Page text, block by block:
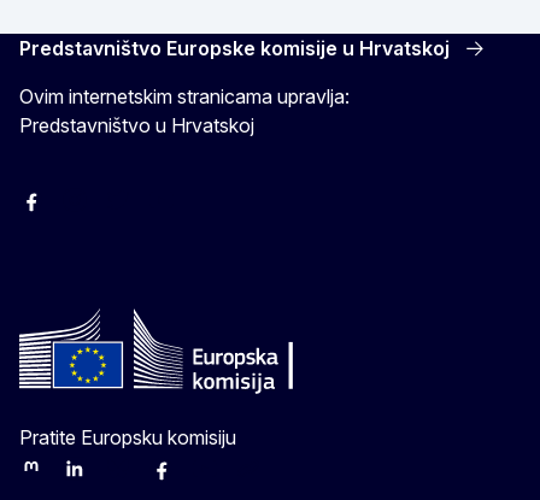
Predstavništvo Europske komisije u Hrvatskoj
Ovim internetskim stranicama upravlja:
Predstavništvo u Hrvatskoj
Facebook
Pratite Europsku komisiju
MastodonLinkedInBlueskyFacebook